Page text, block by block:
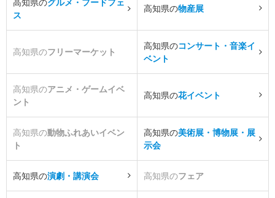
ス
高知県の物産展
高知県のフリーマーケット
高知県のコンサート・音楽イ
ベント
高知県のアニメ・ゲームイベ
ント
高知県の花イベント
高知県の動物ふれあいイベン
ト
高知県の美術展・博物展・展
示会
高知県の演劇・講演会 高知県のフェア